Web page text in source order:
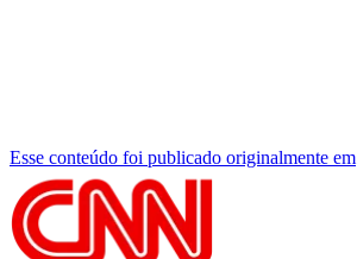
Esse conteúdo foi publicado originalmente em